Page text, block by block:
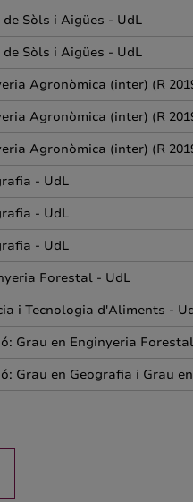
de Sòls i Aigües - UdL
de Sòls i Aigües - UdL
Agronòmica (inter) (R
Agronòmica (inter) (R
Agronòmica (inter) (R
- UdL
- UdL
- UdL
Forestal - UdL
i Tecnologia d'Aliments -
Grau en Enginyeria
Grau en Geografia i Grau